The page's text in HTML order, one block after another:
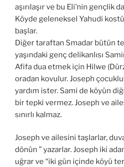
aşırılaşır ve bu Eli’nin gençlik
Köyde geleneksel Yahudi
başlar.
Diğer taraftan Smadar bütün
yaşındaki genç delikanlısı
Afifa dua etmek için Hilwe
oradan kovulur. Joseph
yardım ister. Sami de köyün
bir tepki vermez. Joseph ve
sınırlı kalmaz.
Joseph ve ailesini taşlarlar,
dönün ” yazarlar. Joseph iki
uğrar ve “iki gün içinde köyü